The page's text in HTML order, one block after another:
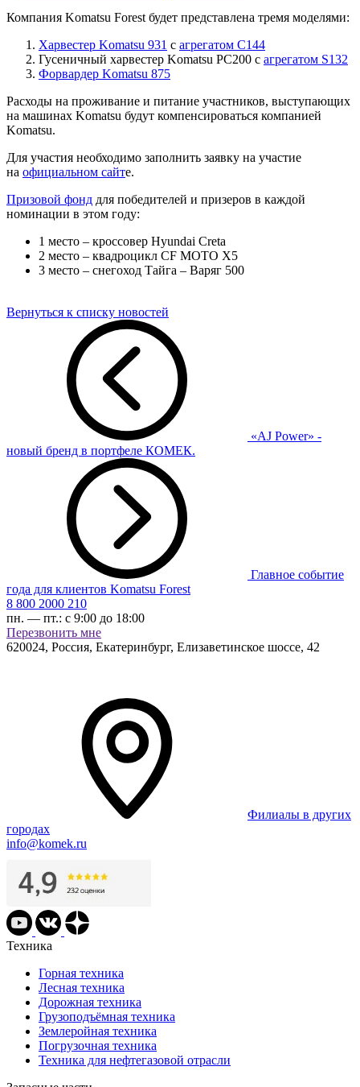
Компания Komatsu Forest будет представлена тремя моделями:
Харвестер Komatsu 931 с агрегатом C144
Гусеничный харвестер Komatsu PC200 с агрегатом S132
Форвардер Komatsu 875
Расходы на проживание и питание участников, выступающих
на машинах Komatsu будут компенсироваться компанией
Komatsu.
Для участия необходимо заполнить заявку на участие
на официальном сайте.
Призовой фонд для победителей и призеров в каждой
номинации в этом году:
1 место – кроссовер Hyundai Creta
2 место – квадроцикл CF MOTO X5
3 место – снегоход Тайга – Варяг 500
Вернуться к списку новостей
«AJ Power» -
новый бренд в портфеле КОМЕК.
Главное событие
года для клиентов Komatsu Forest
8 800 2000 210
пн. — пт.: с 9:00 до 18:00
Перезвонить мне
620024, Россия, Екатеринбург, Елизаветинское шоссе, 42
Филиалы в других
городах
info@komek.ru
Техника
Горная техника
Лесная техника
Дорожная техника
Грузоподъёмная техника
Землеройная техника
Погрузочная техника
Техника для нефтегазовой отрасли